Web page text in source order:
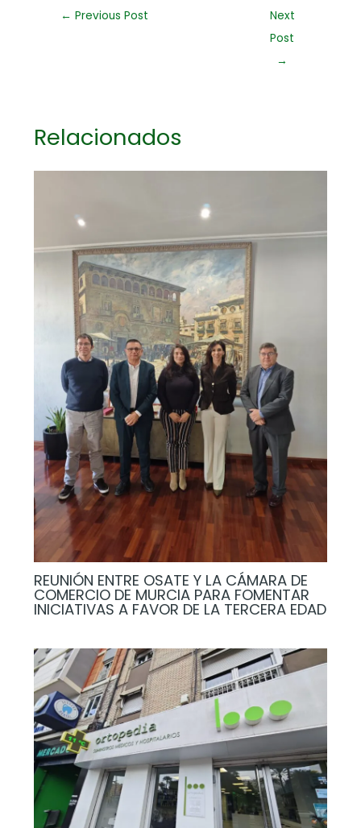
← Previous Post
Next
Post
→
Relacionados
REUNIÓN ENTRE OSATE Y LA CÁMARA DE
COMERCIO DE MURCIA PARA FOMENTAR
INICIATIVAS A FAVOR DE LA TERCERA EDAD